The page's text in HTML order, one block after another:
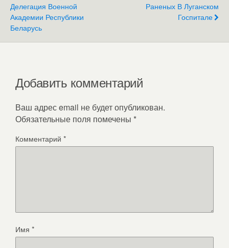
Делегация Военной
Академии Республики
Беларусь
Раненых В Луганском
Госпитале
Добавить комментарий
Ваш адрес email не будет опубликован.
Обязательные поля помечены *
Комментарий *
Имя *